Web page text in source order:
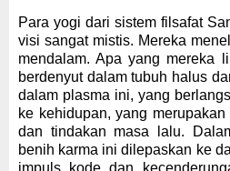
Para yogi dari sistem filsafat
visi sangat mistis. Mereka men
mendalam. Apa yang mereka
berdenyut dalam tubuh halus
dalam plasma ini, yang
ke kehidupan,yang merupakan
dan tindakan masa lalu.
benih karma inidilepaskan ke
impuls kode dan